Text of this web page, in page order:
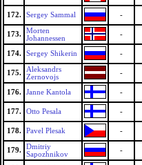
172. Sergey Sammal -
173.
Morten
Johannessen
-
174. Sergey Shikerin -
175.
Aleksandrs
Zernovojs
-
176. Janne Kantola -
177. Otto Pesala -
178. Pavel Plesak -
179.
Dmitriy
Sapozhnikov
-